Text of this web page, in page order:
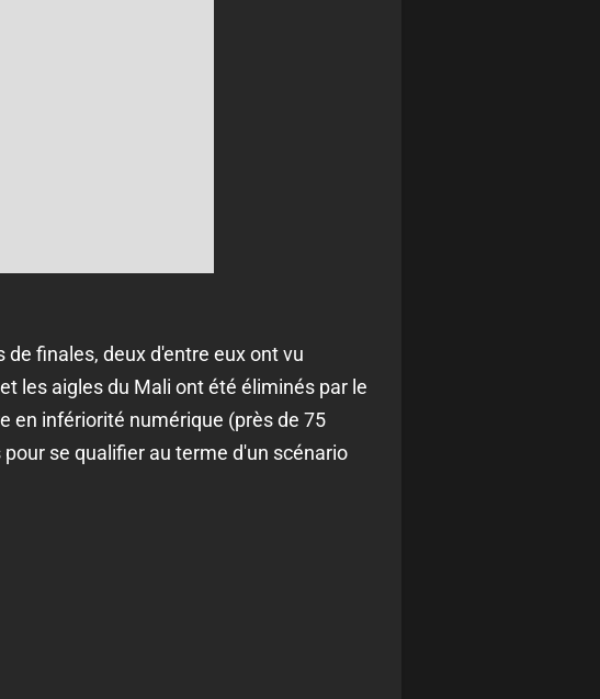
finales, deux d'entre eux ont vu
les aigles du Mali ont été éliminés par le
en infériorité numérique (près de 75
se qualifier au terme d'un scénario